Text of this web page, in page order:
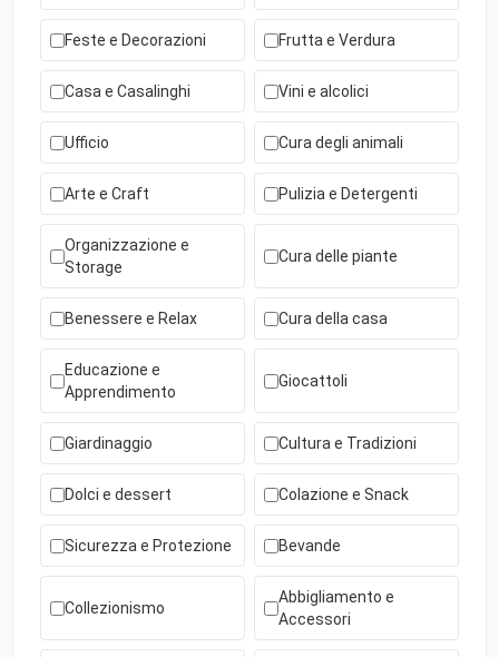
Feste e Decorazioni Frutta e Verdura
Casa e Casalinghi Vini e alcolici
Ufficio Cura degli animali
Arte e Craft Pulizia e Detergenti
Organizzazione e
Storage
Cura delle piante
Benessere e Relax Cura della casa
Educazione e
Apprendimento
Giocattoli
Giardinaggio Cultura e Tradizioni
Dolci e dessert Colazione e Snack
Sicurezza e Protezione Bevande
Collezionismo
Abbigliamento e
Accessori